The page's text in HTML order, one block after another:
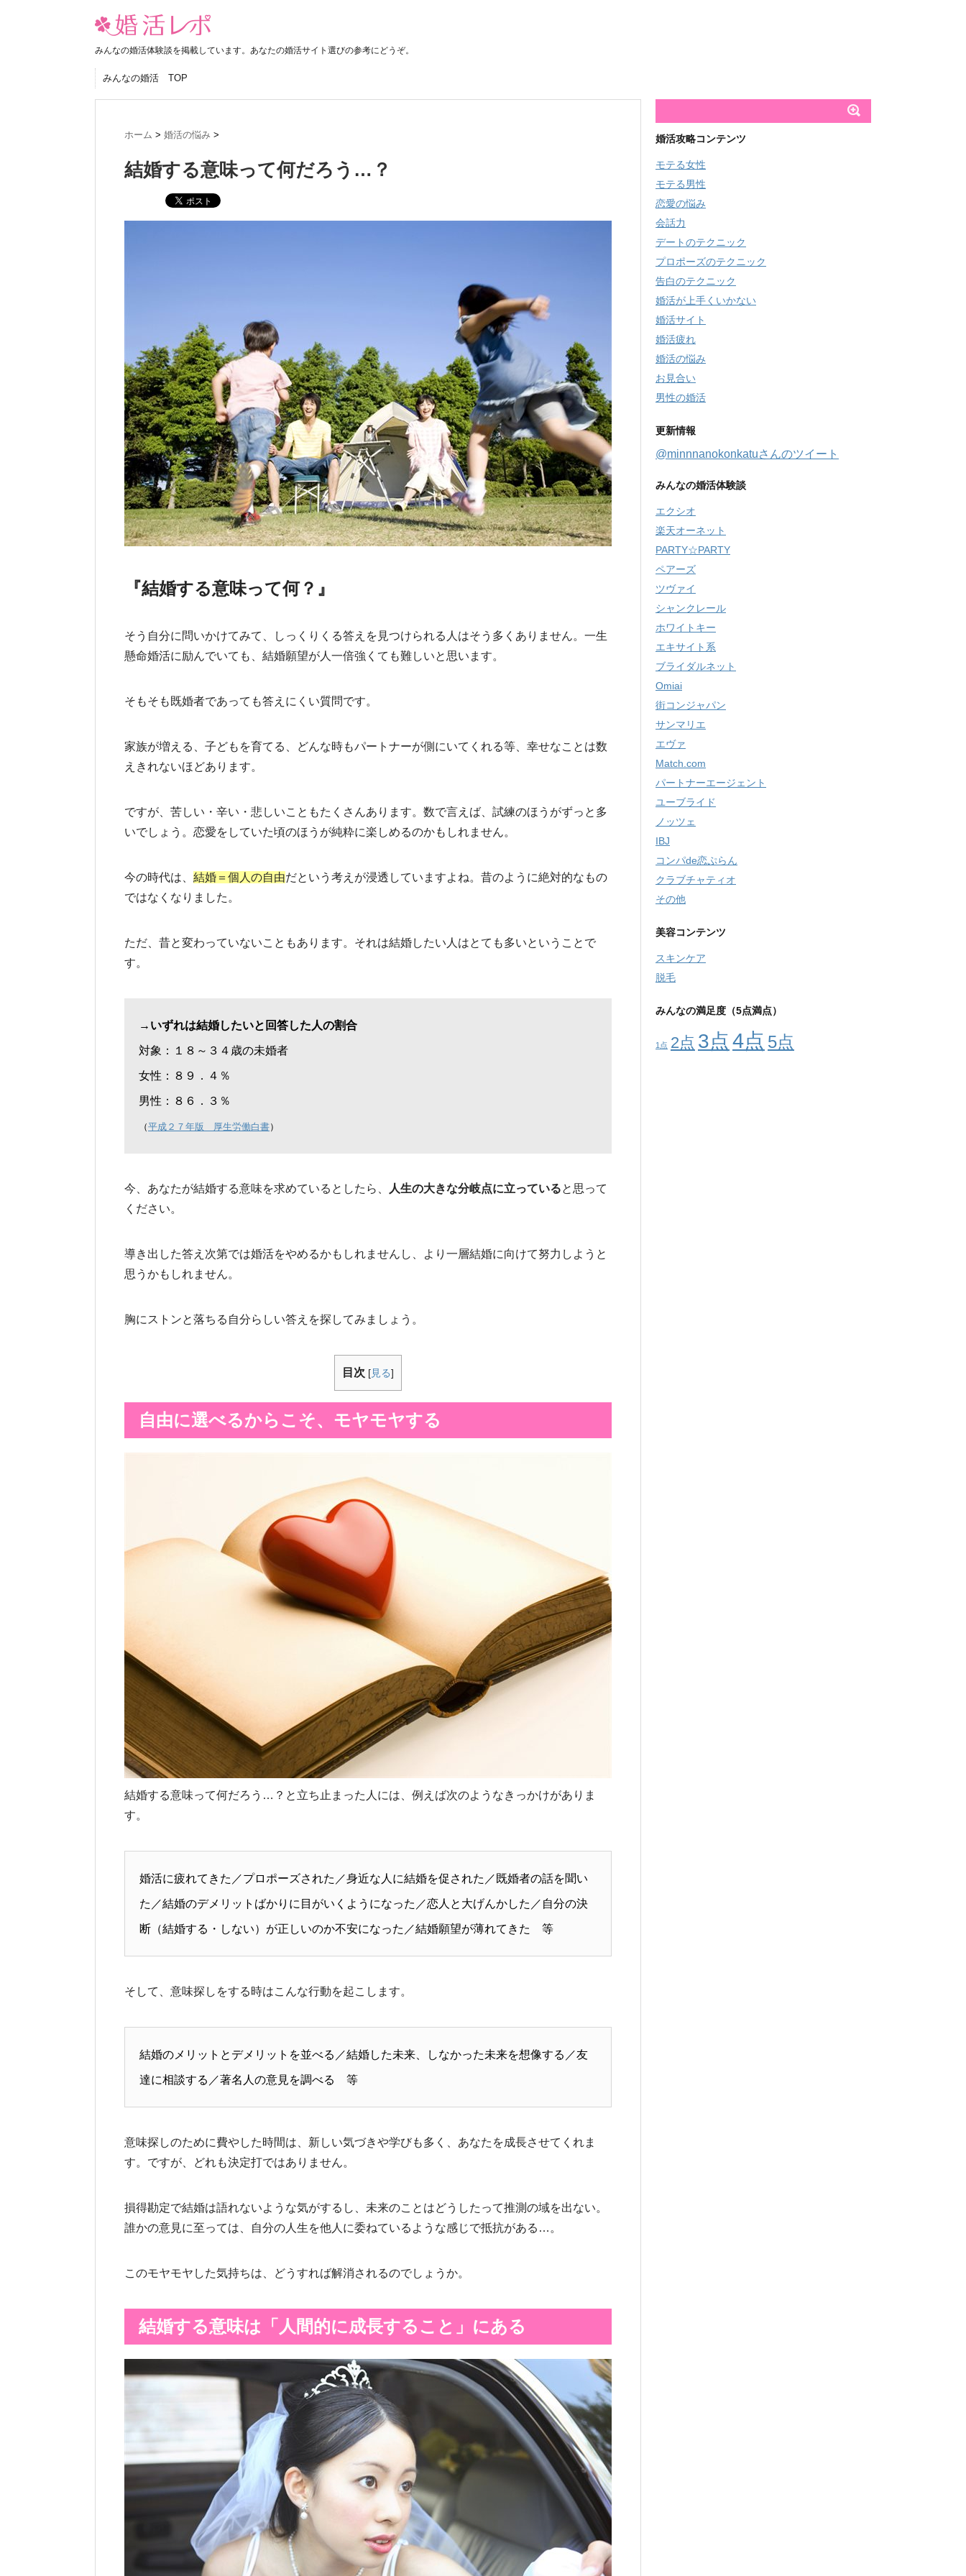
みんなの婚活体験談を掲載しています。あなたの婚活サイト選びの参考にどうぞ。
みんなの婚活 TOP
ホーム > 婚活の悩み >
結婚する意味って何だろう…？
『結婚する意味って何？』
そう自分に問いかけてみて、しっくりくる答えを見つけられる人はそう多くありません。一生
懸命婚活に励んでいても、結婚願望が人一倍強くても難しいと思います。
そもそも既婚者であっても答えにくい質問です。
家族が増える、子どもを育てる、どんな時もパートナーが側にいてくれる等、幸せなことは数
えきれないほどあります。
ですが、苦しい・辛い・悲しいこともたくさんあります。数で言えば、試練のほうがずっと多
いでしょう。恋愛をしていた頃のほうが純粋に楽しめるのかもしれません。
今の時代は、 結婚＝個人の自由だという考えが浸透していますよね。昔のように絶対的なもの
ではなくなりました。
ただ、昔と変わっていないこともあります。それは結婚したい人はとても多いということで
す。
→いずれは結婚したいと回答した人の割合
対象：１８～３４歳の未婚者
女性：８９．４％
男性：８６．３％
（平成２７年版 厚生労働白書）
今、あなたが結婚する意味を求めているとしたら、 人生の大きな分岐点に立っていると思って
ください。
導き出した答え次第では婚活をやめるかもしれませんし、より一層結婚に向けて努力しようと
思うかもしれません。
胸にストンと落ちる自分らしい答えを探してみましょう。
目次 [見る]
自由に選べるからこそ、モヤモヤする
結婚する意味って何だろう…？と立ち止まった人には、例えば次のようなきっかけがありま
す。
婚活に疲れてきた／プロポーズされた／身近な人に結婚を促された／既婚者の話を聞い
た／結婚のデメリットばかりに目がいくようになった／恋人と大げんかした／自分の決
断（結婚する・しない）が正しいのか不安になった／結婚願望が薄れてきた 等
そして、意味探しをする時はこんな行動を起こします。
結婚のメリットとデメリットを並べる／結婚した未来、しなかった未来を想像する／友
達に相談する／著名人の意見を調べる 等
意味探しのために費やした時間は、新しい気づきや学びも多く、あなたを成長させてくれま
す。ですが、どれも決定打ではありません。
損得勘定で結婚は語れないような気がするし、未来のことはどうしたって推測の域を出ない。
誰かの意見に至っては、自分の人生を他人に委ねているような感じで抵抗がある…。
このモヤモヤした気持ちは、どうすれば解消されるのでしょうか。
結婚する意味は「人間的に成長すること」にある
婚活攻略コンテンツ
モテる女性
モテる男性
恋愛の悩み
会話力
デートのテクニック
プロポーズのテクニック
告白のテクニック
婚活が上手くいかない
婚活サイト
婚活疲れ
婚活の悩み
お見合い
男性の婚活
更新情報
@minnnanokonkatuさんのツイート
みんなの婚活体験談
エクシオ
楽天オーネット
PARTY☆PARTY
ペアーズ
ツヴァイ
シャンクレール
ホワイトキー
エキサイト系
ブライダルネット
Omiai
街コンジャパン
サンマリエ
エヴァ
Match.com
パートナーエージェント
ユーブライド
ノッツェ
IBJ
コンパde恋ぷらん
クラブチャティオ
その他
美容コンテンツ
スキンケア
脱毛
みんなの満足度（5点満点）
1点 2点 3点4点 5点